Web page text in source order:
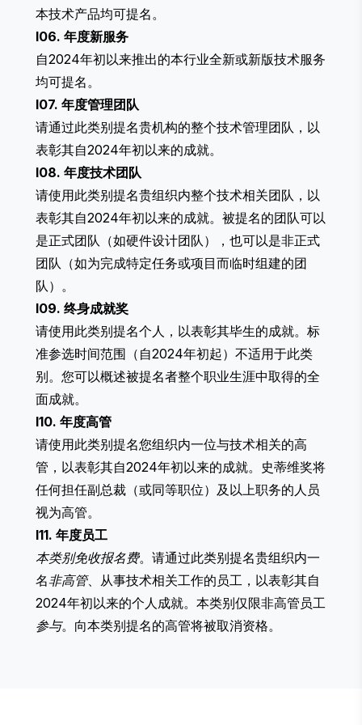
本技术产品均可提名。
I06. 年度新服务
自2024年初以来推出的本行业全新或新版技术服务
均可提名。
I07. 年度管理团队
请通过此类别提名贵机构的整个技术管理团队，以
表彰其自2024年初以来的成就。
I08. 年度技术团队
请使用此类别提名贵组织内整个技术相关团队，以
表彰其自2024年初以来的成就。被提名的团队可以
是正式团队（如硬件设计团队），也可以是非正式
团队（如为完成特定任务或项目而临时组建的团
队）。
I09. 终身成就奖
请使用此类别提名个人，以表彰其毕生的成就。标
准参选时间范围（自2024年初起）不适用于此类
别。您可以概述被提名者整个职业生涯中取得的全
面成就。
I10. 年度高管
请使用此类别提名您组织内一位与技术相关的高
管，以表彰其自2024年初以来的成就。史蒂维奖将
任何担任副总裁（或同等职位）及以上职务的人员
视为高管。
I11. 年度员工
本类别免收报名费。请通过此类别提名贵组织内一
名非高管、从事技术相关工作的员工，以表彰其自
2024年初以来的个人成就。本类别仅限非高管员工
参与。向本类别提名的高管将被取消资格。